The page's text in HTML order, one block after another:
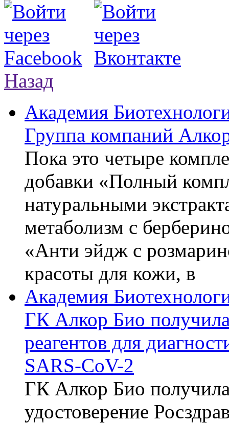
Назад
Академия
Группа компаний
Пока это четыре
добавки «Полный
натуральными
метаболизм с
«Анти эйдж с
красоты для кожи, в
Академия
ГК Алкор Био
реагентов для
SARS-CoV-2
ГК Алкор Био
удостоверение